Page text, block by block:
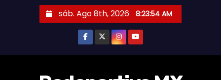
sáb. Ago 8th, 2026 8:23:55 AM